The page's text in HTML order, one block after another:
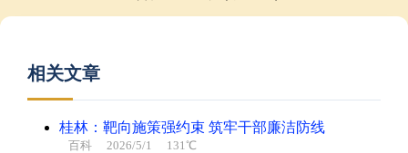
相关文章
桂林：靶向施策强约束 筑牢干部廉洁防线
百科 2026/5/1 131℃